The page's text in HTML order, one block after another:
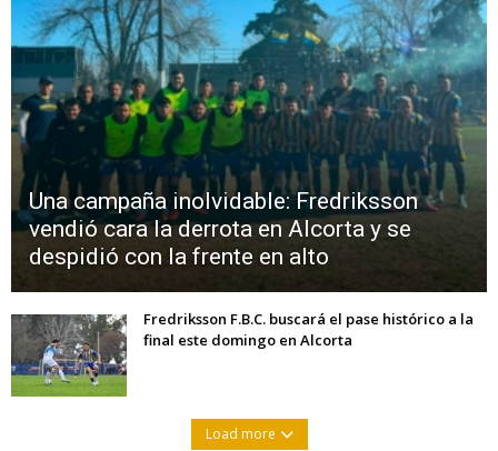
Una campaña inolvidable: Fredriksson
vendió cara la derrota en Alcorta y se
despidió con la frente en alto
Fredriksson F.B.C. buscará el pase histórico a la
final este domingo en Alcorta
Load more